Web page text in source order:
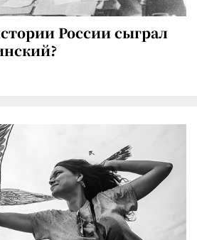
России сыграл